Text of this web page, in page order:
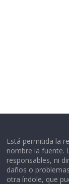
Está permitida la
nombre la fuente.
responsables, ni
daños o
otra índole, que